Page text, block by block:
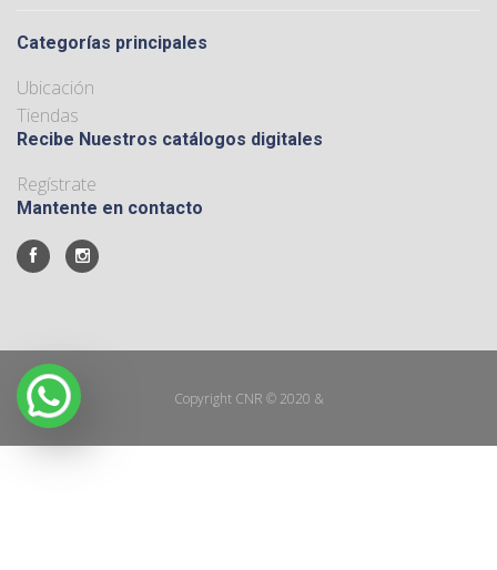
Categorías principales
Ubicación
Tiendas
Recibe Nuestros catálogos digitales
Regístrate
Mantente en contacto
Copyright CNR © 2020 &